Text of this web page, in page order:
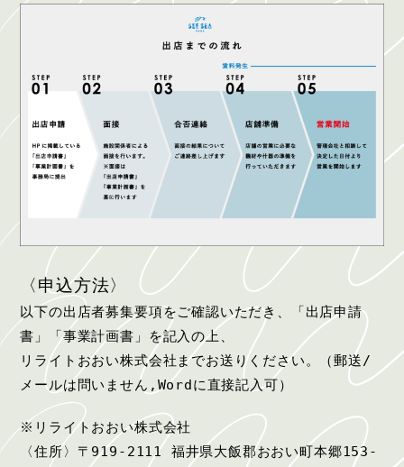
〈申込方法〉
以下の出店者募集要項をご確認いただき、「出店申請
書」「事業計画書」を記入の上、
リライトおおい株式会社までお送りください。（郵送/
メールは問いません,Wordに直接記入可）
※リライトおおい株式会社
〈住所〉〒919-2111 福井県大飯郡おおい町本郷153-